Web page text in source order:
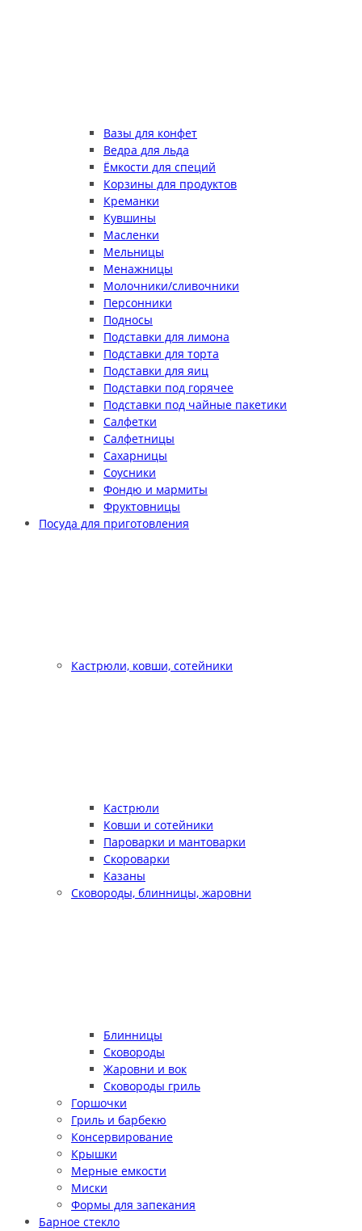
Вазы для конфет
Ведра для льда
Ёмкости для специй
Корзины для продуктов
Креманки
Кувшины
Масленки
Мельницы
Менажницы
Молочники/сливочники
Персонники
Подносы
Подставки для лимона
Подставки для торта
Подставки для яиц
Подставки под горячее
Подставки под чайные пакетики
Салфетки
Салфетницы
Сахарницы
Соусники
Фондю и мармиты
Фруктовницы
Посуда для приготовления
Кастрюли, ковши, сотейники
Кастрюли
Ковши и сотейники
Пароварки и мантоварки
Скороварки
Казаны
Сковороды, блинницы, жаровни
Блинницы
Сковороды
Жаровни и вок
Сковороды гриль
Горшочки
Гриль и барбекю
Консервирование
Крышки
Мерные емкости
Миски
Формы для запекания
Барное стекло